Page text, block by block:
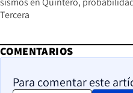
Tercera
COMENTARIOS
Para comentar este